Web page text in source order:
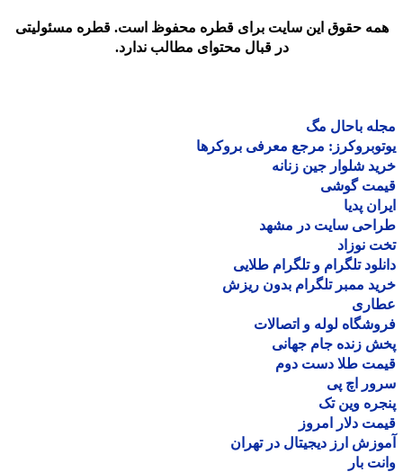
حقوق این سایت برای قطره محفوظ است. قطره مسئولیتی
در قبال محتوای مطالب ندارد.
باحال مگ
مرجع معرفی بروکرها
شلوار جین زنانه
گوشی
پدیا
سایت در مشهد
نوزاد
تلگرام و تلگرام طلایی
ممبر تلگرام بدون ریزش
لوله و اتصالات
زنده جام جهانی
طلا دست دوم
اچ پی
وین تک
دلار امروز
ارز دیجیتال در تهران
بار